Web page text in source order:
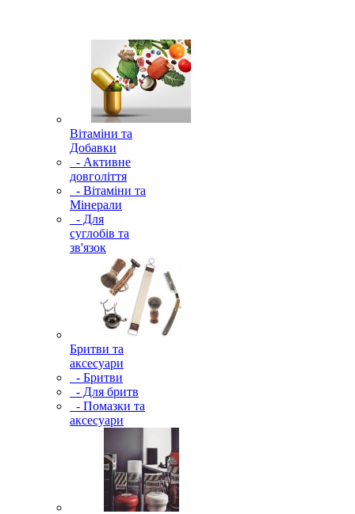
Вітаміни та
Добавки
- Активне
довголіття
- Вітаміни та
Мінерали
- Для
суглобів та
зв'язок
Бритви та
аксесуари
- Бритви
- Для бритв
- Помазки та
аксесуари